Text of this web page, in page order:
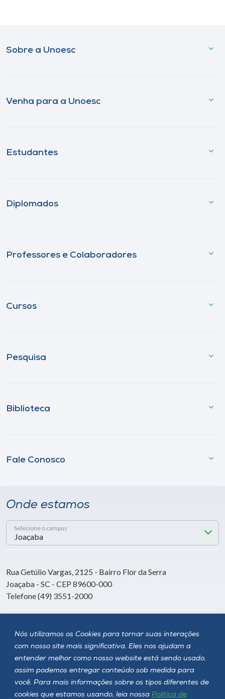
Nós utilizamos os Cookies para tornar suas interações
com nosso site mais significativa. Eles nos ajudam a
entender melhor como nosso website está sendo usado,
assim podemos entregar conteúdo sob medida para
você. Para mais informações sobre os tipos diferentes de
cookies que estamos usando, leia nossa Política de
Sobre a Unoesc
Venha para a Unoesc
Estudantes
Diplomados
Professores e Colaboradores
Cursos
Pesquisa
Biblioteca
Fale Conosco
Onde estamos
Selecione o campus
Rua Getúlio Vargas, 2125 - Bairro Flor da Serra
Joaçaba - SC - CEP 89600-000
Telefone (49) 3551-2000
Siga a Unoesc